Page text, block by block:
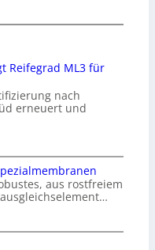
Reifegrad ML3 für
nach
erneuert und
aus rostfreiem